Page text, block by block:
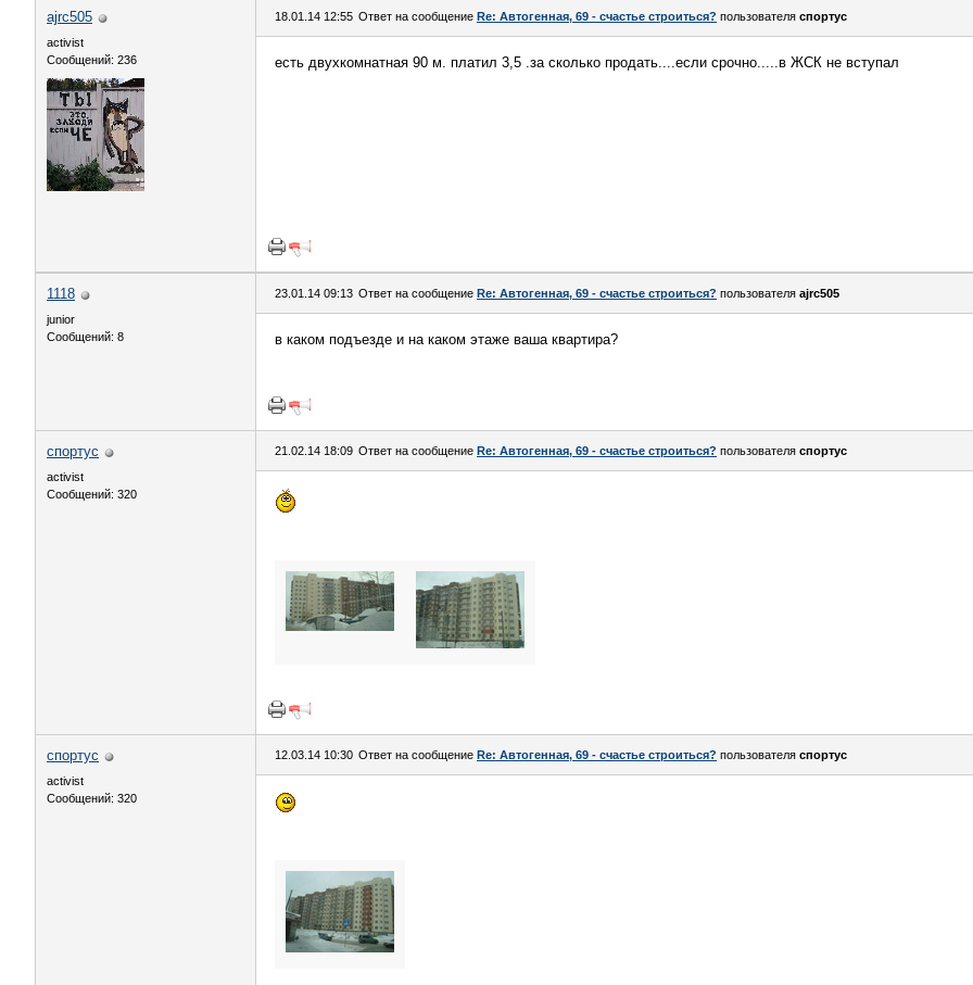
ajrc505
activist
Сообщений: 236
18.01.14 12:55 Ответ на сообщение Re: Автогенная, 69 - счастье строиться? пользователя спортус
есть двухкомнатная 90 м. платил 3,5 .за сколько продать....если срочно.....в ЖСК не вступал
1118
junior
Сообщений: 8
23.01.14 09:13 Ответ на сообщение Re: Автогенная, 69 - счастье строиться? пользователя ajrc505
в каком подъезде и на каком этаже ваша квартира?
спортус
activist
Сообщений: 320
21.02.14 18:09 Ответ на сообщение Re: Автогенная, 69 - счастье строиться? пользователя спортус
спортус
activist
Сообщений: 320
12.03.14 10:30 Ответ на сообщение Re: Автогенная, 69 - счастье строиться? пользователя спортус